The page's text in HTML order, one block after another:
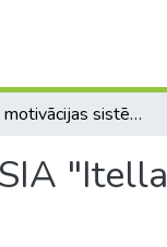
Personāla motivācijas sistēmas pilnveide uzņēmumā SIA "Itella Logistics".
"Itella